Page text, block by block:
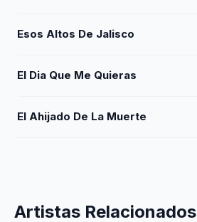
Esos Altos De Jalisco
El Dia Que Me Quieras
El Ahijado De La Muerte
Artistas Relacionados